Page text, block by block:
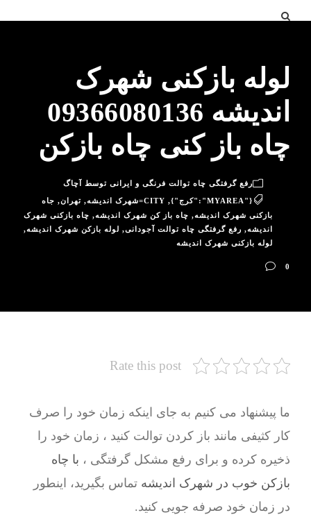
لوله بازکنی شهرک
اندیشه 09366080136
چاه باز کنی چاه بازکن
رفع گرفتگی چاه توالت فرنگی و ایرانی توسط آچاگ
{"MYAREA":"کرج"} , CITY=شهرک اندیشه , تهران, جاه
بازکنی شهرک اندیشه, چاه باز کن شهرک اندیشه, چاه بازکنی شهرک
اندیشه, رفع گرفتگی چاه توالت آجودانی, لوله بازکن شهرک اندیشه,
لوله بازکنی شهرک اندیشه
0
Rate this post
ما پیشنهاد می کنیم به جای اینکه زمان خود را صرف
کار کثیفی مانند باز کردن توالت کنید ، زمان خود را
ذخیره کرده و برای رفع مشکل گرفتگی ، با چاه
بازکن خوب در شهرک اندیشه تماس بگیرید، اینطور
در زمان خود صرفه جویی کنید.